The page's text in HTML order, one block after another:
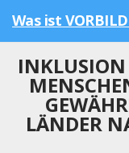
Was ist
INKLUSION
LÄNDER